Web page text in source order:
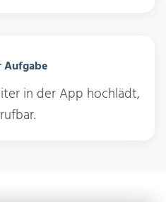
Aufgabe
in der App hochlädt,